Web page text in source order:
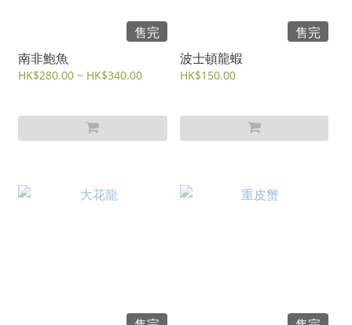
售完
南非鮑魚
HK$280.00 ~ HK$340.00
售完
波士頓龍蝦
HK$150.00